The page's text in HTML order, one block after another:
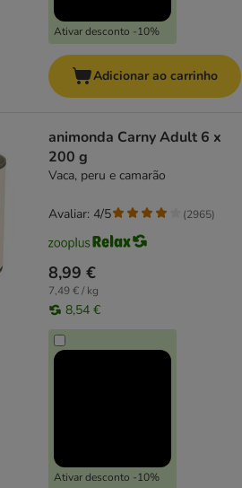
Ativar desconto -10%
Adicionar ao carrinho
animonda Carny Adult 6 x
200 g
Vaca, peru e camarão
8,99 €
7,49 € / kg
8,54 €
Ativar desconto -10%
Avaliar: 4/5 (2965)